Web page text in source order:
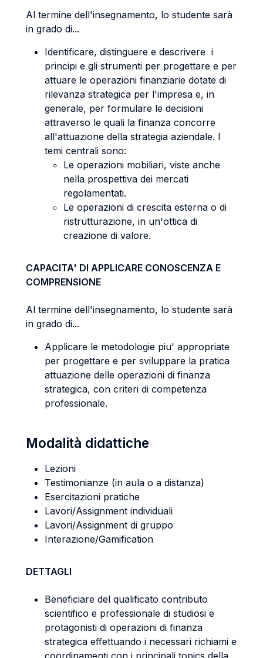
Al termine dell'insegnamento, lo studente sarà
in grado di...
Identificare, distinguere e descrivere i
principi e gli strumenti per progettare e per
attuare le operazioni finanziarie dotate di
rilevanza strategica per l'impresa e, in
generale, per formulare le decisioni
attraverso le quali la finanza concorre
all'attuazione della strategia aziendale. I
temi centrali sono:
Le operazioni mobiliari, viste anche
nella prospettiva dei mercati
regolamentati.
Le operazioni di crescita esterna o di
ristrutturazione, in un'ottica di
creazione di valore.
CAPACITA' DI APPLICARE CONOSCENZA E
COMPRENSIONE
Al termine dell'insegnamento, lo studente sarà
in grado di...
Applicare le metodologie piu' appropriate
per progettare e per sviluppare la pratica
attuazione delle operazioni di finanza
strategica, con criteri di competenza
professionale.
Modalità didattiche
Lezioni
Testimonianze (in aula o a distanza)
Esercitazioni pratiche
Lavori/Assignment individuali
Lavori/Assignment di gruppo
Interazione/Gamification
DETTAGLI
Beneficiare del qualificato contributo
scientifico e professionale di studiosi e
protagonisti di operazioni di finanza
strategica effettuando i necessari richiami e
coordinamenti con i principali topics della